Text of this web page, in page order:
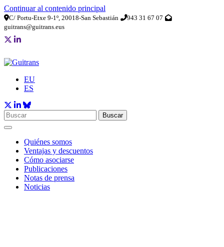
Continuar al contenido principal
C/ Portu-Etxe 9-1º, 20018-San Sebastián
943 31 67 07
guitrans@guitrans.eus
EU
ES
Buscar
Quiénes somos
Ventajas y descuentos
Cómo asociarse
Publicaciones
Notas de prensa
Noticias